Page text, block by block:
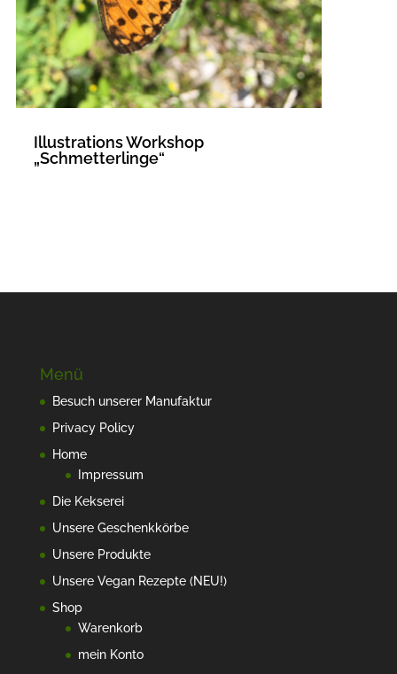
Illustrations Workshop
„Schmetterlinge“
Menü
Besuch unserer Manufaktur
Privacy Policy
Home
Impressum
Die Kekserei
Unsere Geschenkkörbe
Unsere Produkte
Unsere Vegan Rezepte (NEU!)
Shop
Warenkorb
mein Konto